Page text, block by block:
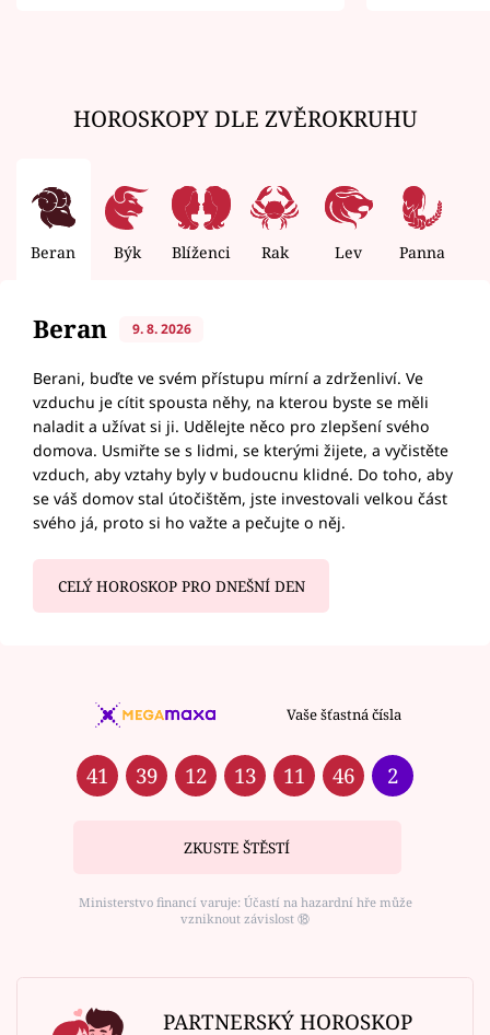
HOROSKOPY DLE ZVĚROKRUHU
Beran Býk Blíženci Rak Lev Panna
Beran 9. 8. 2026
Berani, buďte ve svém přístupu mírní a zdrženliví. Ve
vzduchu je cítit spousta něhy, na kterou byste se měli
naladit a užívat si ji. Udělejte něco pro zlepšení svého
domova. Usmiřte se s lidmi, se kterými žijete, a vyčistěte
vzduch, aby vztahy byly v budoucnu klidné. Do toho, aby
se váš domov stal útočištěm, jste investovali velkou část
svého já, proto si ho važte a pečujte o něj.
CELÝ HOROSKOP PRO DNEŠNÍ DEN
Vaše šťastná čísla
41 39 12 13 11 46 2
ZKUSTE ŠTĚSTÍ
Ministerstvo financí varuje: Účastí na hazardní hře může
vzniknout závislost ⑱
PARTNERSKÝ HOROSKOP